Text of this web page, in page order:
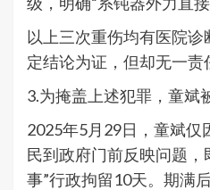
以上三次重伤均有医院
定结论为证，但却无一责
3.为掩盖上述犯罪，童斌
2025年5月29日，童斌仅
民到政府门前反映问题
事”行政拘留10天。期满